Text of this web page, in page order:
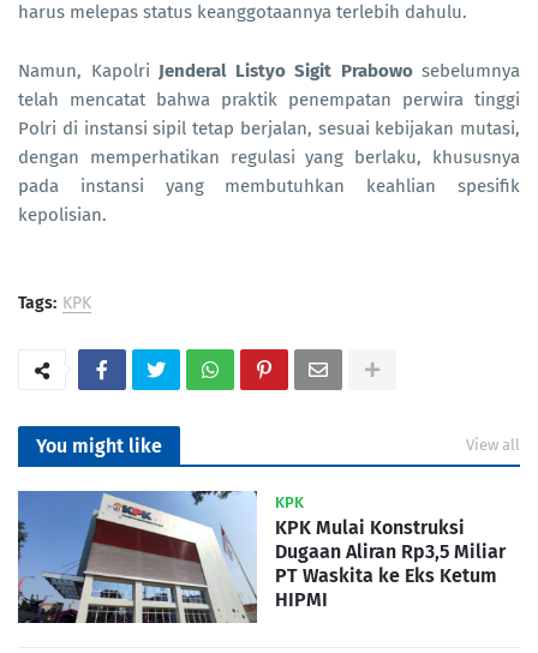
harus melepas status keanggotaannya terlebih dahulu.
Namun, Kapolri Jenderal Listyo Sigit Prabowosebelumnya
telah mencatat bahwa praktik penempatan perwira tinggi
Polri di instansi sipil tetap berjalan, sesuai kebijakan mutasi,
dengan memperhatikan regulasi yang berlaku, khususnya
pada instansi yang membutuhkan keahlian spesifik
kepolisian.
Tags: KPK
You might like View all
KPK
KPK Mulai Konstruksi
Dugaan Aliran Rp3,5 Miliar
PT Waskita ke Eks Ketum
HIPMI